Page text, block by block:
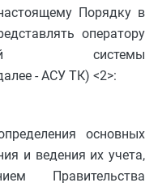
Порядку в
оператору
системы
- АСУ ТК) <2>:
основных
и ведения их учета,
Правительства